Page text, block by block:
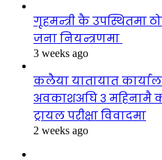
गृहमन्त्री कै उपस्थितमा
जना नियन्त्रणमा
3 weeks ago
कलैया यातायात
अवकाशअघि ३ महिनामै
ट्रायल परीक्षा विवादमा
2 weeks ago